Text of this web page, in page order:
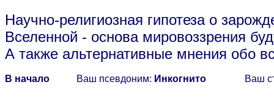
Научно-религиозная гипотеза о
Вселенной - основа мировоззрения
А также альтернативные мнения обо
В начало Ваш псевдоним: Инкогнито Ваш